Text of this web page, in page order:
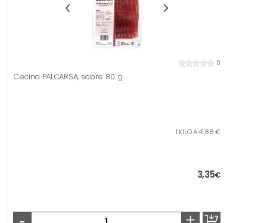
0
Cecina PALCARSA, sobre 80 g
1 KILO A 41,88 €
3,35€